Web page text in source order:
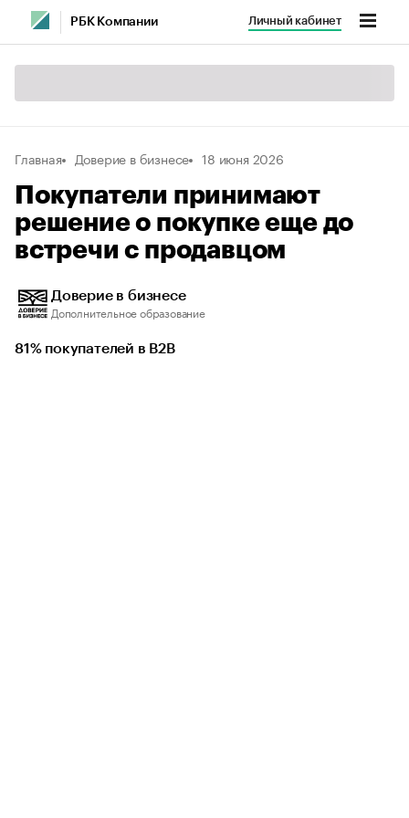
РБК Компании Личный кабинет
Главная Доверие в бизнесе 18 июня 2026
Покупатели принимают
решение о покупке еще до
встречи с продавцом
Доверие в бизнесе
Дополнительное образование
81% покупателей в B2B